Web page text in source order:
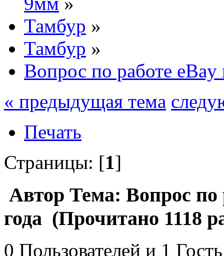
Тамбур »
Тамбур »
Вопрос по работе eBay
« предыдущая тема
Печать
Страницы: [1]
Автор Тема: Вопрос по
года (Прочитано 1118
0 Пользователей и 1